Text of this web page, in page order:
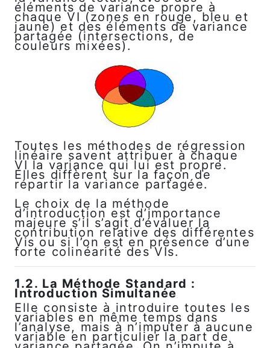
éléments de variance propre à
chaque VI (zones en rouge, bleu et
jaune) et des éléments de variance
partagée (intersections, de
couleurs mixées).
Toutes les méthodes de régression
linéaire savent attribuer à chaque
VI la variance qui lui est propre.
Elles diffèrent sur la façon de
répartir la variance partagée.
Le choix de la méthode
d’introduction est d’importance
majeure s’il s’agit d’évaluer la
contribution relative des différentes
Vis ou si l’on est en présence d’une
forte colinéarité des VIs.
1.2. La Méthode Standard :
Introduction Simultanée
Elle consiste à introduire toutes les
variables en même temps dans
l’analyse, mais à n’imputer à aucune
variable en particulier la part de